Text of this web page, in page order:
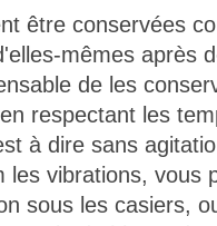
être conservées
mêmes après
de les
respectant les
à dire sans
les vibrations, vous
sous les casiers,